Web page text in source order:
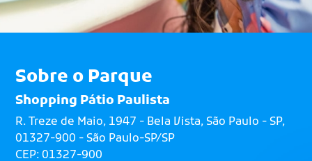
Sobre o Parque
Shopping Pátio Paulista
R. Treze de Maio, 1947 - Bela Vista, São Paulo - SP,
01327-900 - São Paulo-SP/SP
CEP: 01327-900